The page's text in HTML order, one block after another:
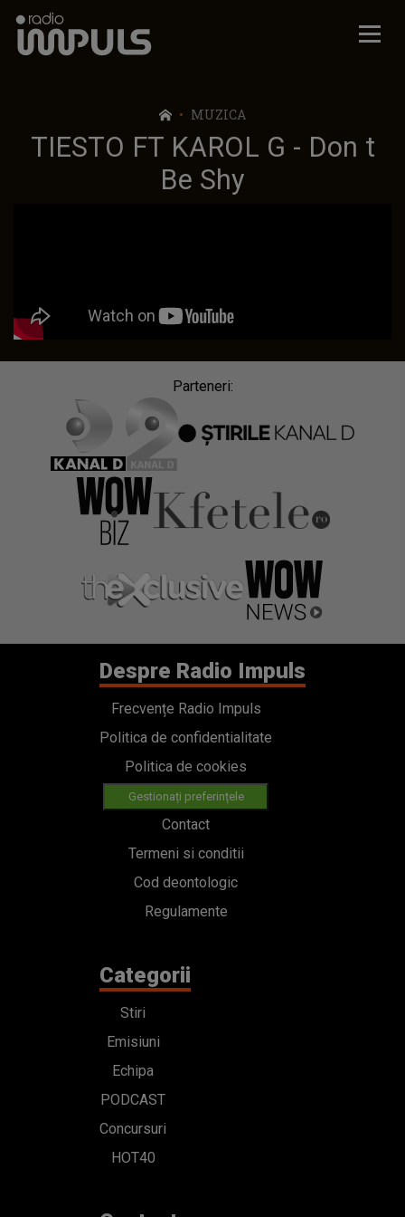
Radio Impuls
MUZICA
TIESTO FT KAROL G - Don t
Be Shy
Parteneri:
Despre Radio Impuls
Frecvențe Radio Impuls
Politica de confidentialitate
Politica de cookies
Gestionați preferințele
Contact
Termeni si conditii
Cod deontologic
Regulamente
Categorii
Stiri
Emisiuni
Echipa
PODCAST
Concursuri
HOT40